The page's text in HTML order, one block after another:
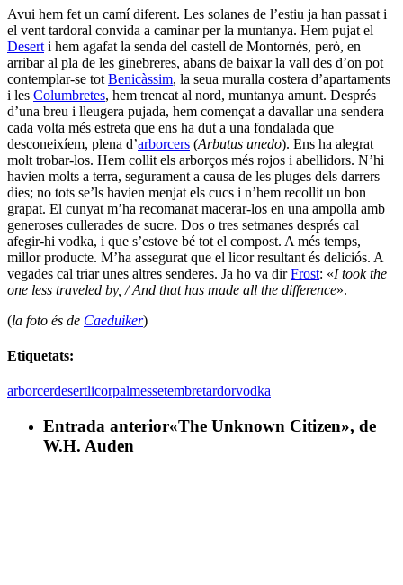
Avui hem fet un camí diferent. Les solanes de l’estiu ja han passat i
el vent tardoral convida a caminar per la muntanya. Hem pujat el
Desert i hem agafat la senda del castell de Montornés, però, en
arribar al pla de les ginebreres, abans de baixar la vall des d’on pot
contemplar-se tot Benicàssim, la seua muralla costera d’apartaments
i les Columbretes, hem trencat al nord, muntanya amunt. Després
d’una breu i lleugera pujada, hem començat a davallar una sendera
cada volta més estreta que ens ha dut a una fondalada que
desconeixíem, plena d’arborcers (Arbutus unedo). Ens ha alegrat
molt trobar-los. Hem collit els arborços més rojos i abellidors. N’hi
havien molts a terra, segurament a causa de les pluges dels darrers
dies; no tots se’ls havien menjat els cucs i n’hem recollit un bon
grapat. El cunyat m’ha recomanat macerar-los en una ampolla amb
generoses cullerades de sucre. Dos o tres setmanes després cal
afegir-hi vodka, i que s’estove bé tot el compost. A més temps,
millor producte. M’ha assegurat que el licor resultant és deliciós. A
vegades cal triar unes altres senderes. Ja ho va dirFrost: «I took the
one less traveled by, / And that has made all the difference».
(la foto és de Caeduiker)
Etiquetats:
arborcerdesertlicorpalmessetembretardorvodka
Entrada anterior«The Unknown Citizen», de
W.H. Auden